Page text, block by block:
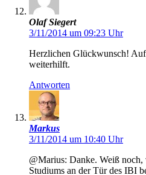
Olaf Siegert
3/11/2014 um 09:23 Uhr
Herzlichen Glückwunsch!
weiterhilft.
Antworten
Markus
3/11/2014 um 10:40 Uhr
@Marius: Danke. Weiß
Studiums an der Tür des IBI